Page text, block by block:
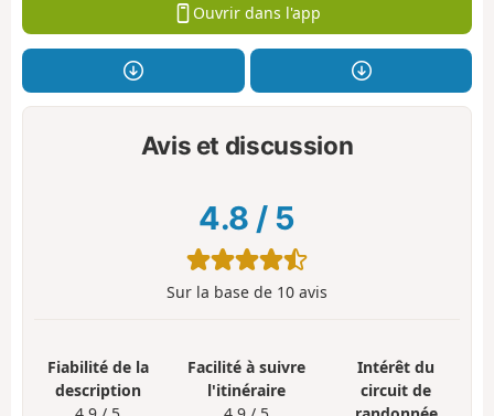
Ouvrir dans l'app
Avis et discussion
4.8 / 5
Sur la base de 10 avis
Fiabilité de la
description
Facilité à suivre
l'itinéraire
Intérêt du
circuit de